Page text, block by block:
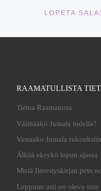
LOPETA
RAAMATULLISTA
Tietoa Raamatusta
Välittääkö Jumala todella?
Vastaako Jumala
Älkää eksykö lopun ajassa
Mistä Ilmestyskirjan peto
Loppuun asti on oleva sota